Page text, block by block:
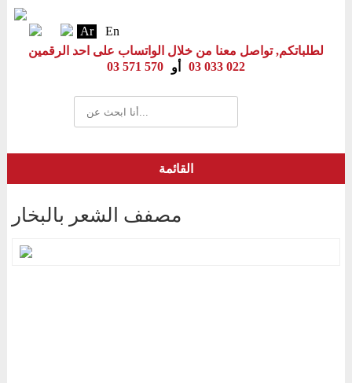
لطلباتكم, تواصل معنا من خلال الواتساب على احد الرقمين
03 571 570
أو 03 033 022
Ar En
القائمة
مصفف الشعر بالبخار